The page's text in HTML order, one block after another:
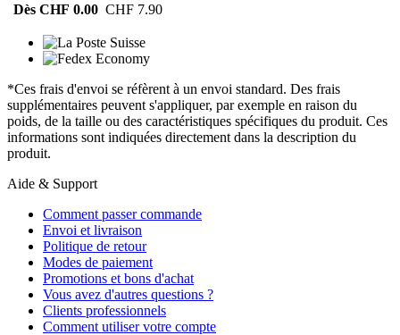
Dès CHF 0.00 CHF 7.90
*Ces frais d'envoi se réfèrent à un envoi standard. Des frais
supplémentaires peuvent s'appliquer, par exemple en raison du
poids, de la taille ou des caractéristiques spécifiques du produit. Ces
informations sont indiquées directement dans la description du
produit.
Aide & Support
Comment passer commande
Envoi et livraison
Politique de retour
Modes de paiement
Promotions et bons d'achat
Vous avez d'autres questions ?
Clients professionnels
Comment utiliser votre compte